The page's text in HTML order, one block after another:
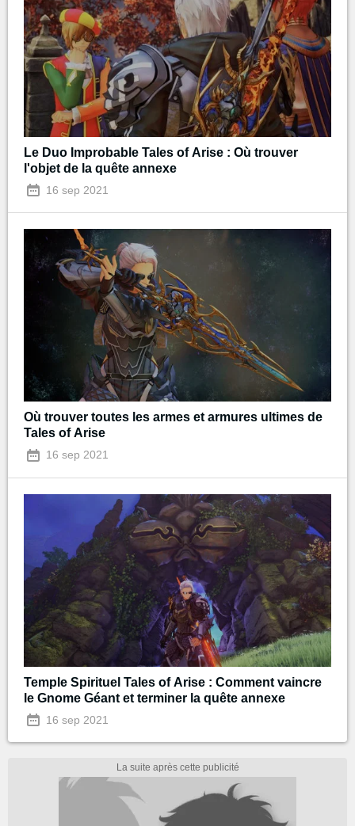
Le Duo Improbable Tales of Arise : Où trouver
l'objet de la quête annexe
16 sep 2021
Où trouver toutes les armes et armures ultimes de
Tales of Arise
16 sep 2021
Temple Spirituel Tales of Arise : Comment vaincre
le Gnome Géant et terminer la quête annexe
16 sep 2021